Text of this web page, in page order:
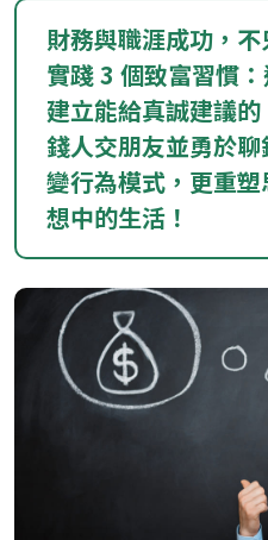
成 就
財務與職涯成功，
實踐 3 個致富習慣
建立能給真誠建議
錢人交朋友並勇於
變行為模式，更重
想中的生活！